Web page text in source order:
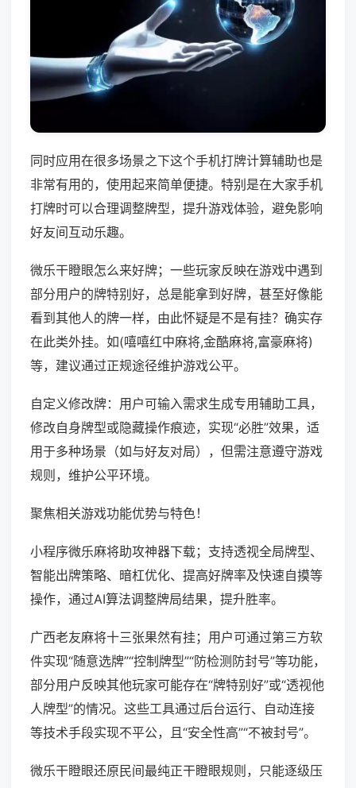
同时应用在很多场景之下这个手机打牌计算辅助也是
非常有用的，使用起来简单便捷。特别是在大家手机
打牌时可以合理调整牌型，提升游戏体验，避免影响
好友间互动乐趣。
微乐干瞪眼怎么来好牌；一些玩家反映在游戏中遇到
部分用户的牌特别好，总是能拿到好牌，甚至好像能
看到其他人的牌一样，由此怀疑是不是有挂？确实存
在此类外挂。如(嘻嘻红中麻将,金酷麻将,富豪麻将)
等，建议通过正规途径维护游戏公平。
自定义修改牌：用户可输入需求生成专用辅助工具，
修改自身牌型或隐藏操作痕迹，实现“必胜”效果，适
用于多种场景（如与好友对局），但需注意遵守游戏
规则，维护公平环境。
聚焦相关游戏功能优势与特色！
小程序微乐麻将助攻神器下载；支持透视全局牌型、
智能出牌策略、暗杠优化、提高好牌率及快速自摸等
操作，通过AI算法调整牌局结果，提升胜率。
广西老友麻将十三张果然有挂；用户可通过第三方软
件实现“随意选牌”“控制牌型”“防检测防封号”等功能，
部分用户反映其他玩家可能存在“牌特别好”或“透视他
人牌型”的情况。这些工具通过后台运行、自动连接
等技术手段实现不平公，且“安全性高”“不被封号”。
微乐干瞪眼还原民间最纯正干瞪眼规则，只能逐级压